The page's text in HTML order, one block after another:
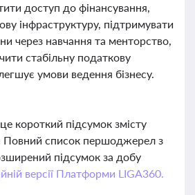
доступ до фінансування,
інфраструктуру, підтримувати
через навчання та менторство,
стабільну податкову
умови ведення бізнесу.
короткий підсумок змісту
Повний список першоджерел з
підсумок за добу
версії Платформи LIGA360.